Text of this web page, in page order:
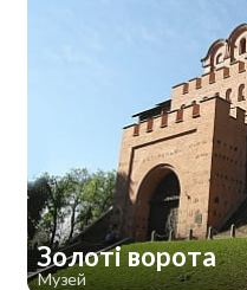
Золоті ворота
Музей